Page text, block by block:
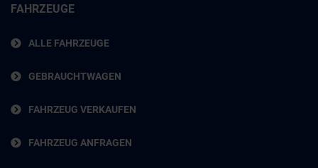
FAHRZEUGE
ALLE FAHRZEUGE
GEBRAUCHTWAGEN
FAHRZEUG VERKAUFEN
FAHRZEUG ANFRAGEN